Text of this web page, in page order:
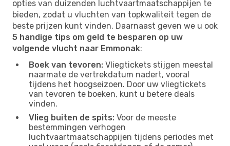
opties van duizenden luchtvaartmaatschappijen te
bieden, zodat u vluchten van topkwaliteit tegen de
beste prijzen kunt vinden. Daarnaast geven we u ook
5 handige tips om geld te besparen op uw
volgende vlucht naar Emmonak:
Boek van tevoren: Vliegtickets stijgen meestal
naarmate de vertrekdatum nadert, vooral
tijdens het hoogseizoen. Door uw vliegtickets
van tevoren te boeken, kunt u betere deals
vinden.
Vlieg buiten de spits: Voor de meeste
bestemmingen verhogen
luchtvaartmaatschappijen tijdens periodes met